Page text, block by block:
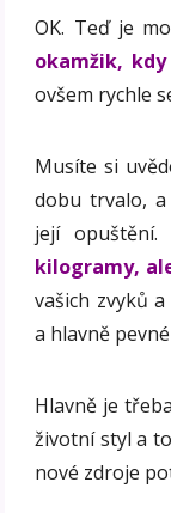
OK. Teď je
okamžik,
ovšem rychle
Musíte si
dobu trvalo,
její opuštění.
kilogramy,
vašich zvyků
a hlavně
Hlavně je
životní styl a
nové zdroje